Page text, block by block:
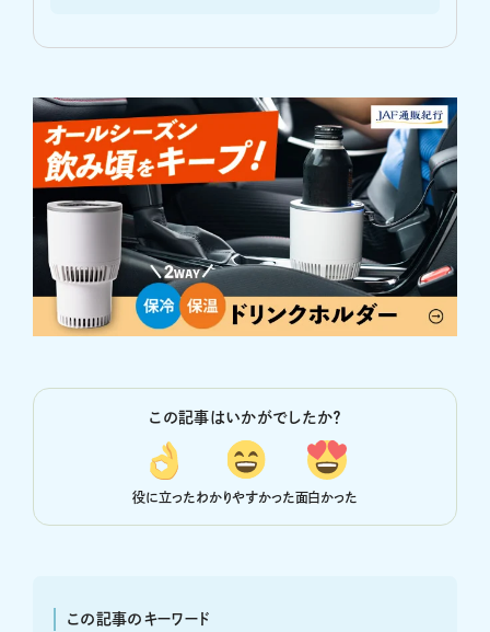
この記事はいかがでしたか？
役に立ったわかりやすかった面白かった
この記事のキーワード